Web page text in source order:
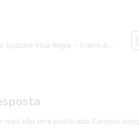
mail não será publicado. Campos